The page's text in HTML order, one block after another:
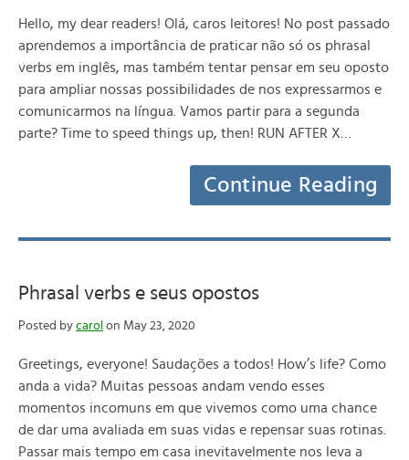
Hello, my dear readers! Olá, caros leitores! No post passado
aprendemos a importância de praticar não só os phrasal
verbs em inglês, mas também tentar pensar em seu oposto
para ampliar nossas possibilidades de nos expressarmos e
comunicarmos na língua. Vamos partir para a segunda
parte? Time to speed things up, then! RUN AFTER X…
Continue Reading
Phrasal verbs e seus opostos
Posted by carol on May 23, 2020
Greetings, everyone! Saudações a todos! How’s life? Como
anda a vida? Muitas pessoas andam vendo esses
momentos incomuns em que vivemos como uma chance
de dar uma avaliada em suas vidas e repensar suas rotinas.
Passar mais tempo em casa inevitavelmente nos leva a